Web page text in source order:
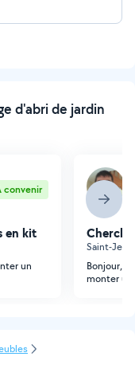
d'abri de jardin
convenir
en kit
un
Saint-
Bonjour,
monter un